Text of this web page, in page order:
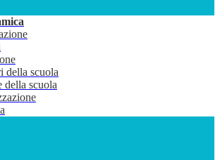
della scuola
della scuola